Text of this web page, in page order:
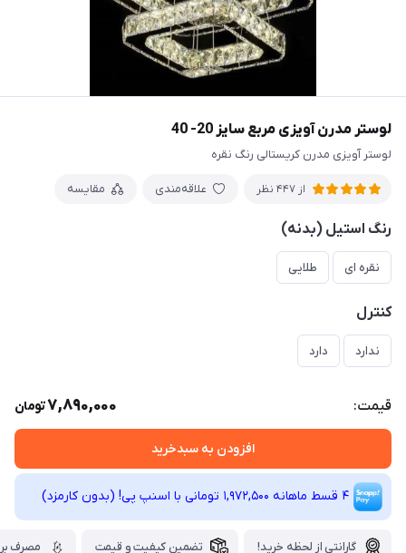
لوستر مدرن آویزی مربع سایز 20- 40
لوستر آویزی مدرن کریستالی رنگ نقره
از 447 نظر علاقه‌مندی مقایسه
رنگ استیل (بدنه)
نقره ای طلایی
کنترل
ندارد دارد
قیمت: 7,890,000تومان
افزودن به سبدخرید
4 قسط ماهانه 1,972,500 تومانی با اسنپ ‌پی! (بدون کارمزد)
گارانتی از لحظه خرید! تضمین کیفیت و قیمت مصرف